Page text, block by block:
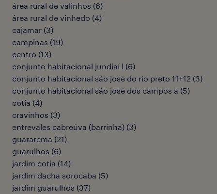
área rural de valinhos (6)
área rural de vinhedo (4)
cajamar (3)
campinas (19)
centro (13)
conjunto habitacional jundiaí l (6)
conjunto habitacional são josé do rio preto 11+12 (3)
conjunto habitacional são josé dos campos a (5)
cotia (4)
cravinhos (3)
entrevales cabreúva (barrinha) (3)
guararema (21)
guarulhos (6)
jardim cotia (14)
jardim dacha sorocaba (5)
jardim guarulhos (37)